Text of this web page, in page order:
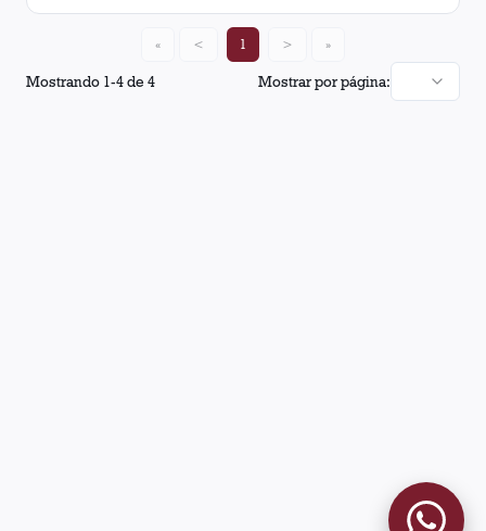
Mostrando 1-4de4 Mostrar por página:
« < 1 > »